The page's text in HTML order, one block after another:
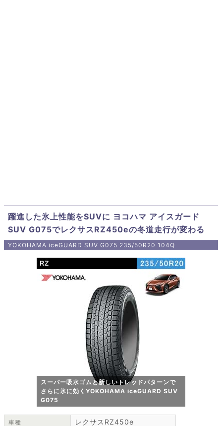
躍進した氷上性能をSUVに ヨコハマ アイスガード
SUV G075でレクサスRZ450eの冬道走行が変わる
YOKOHAMA iceGUARD SUV G075 235/50R20 104Q
スーパー吸水ゴムと新しいトレッドパターンで
さらに氷に効くYOKOHAMA iceGUARD SUV
G075
車種 レクサスRZ450e